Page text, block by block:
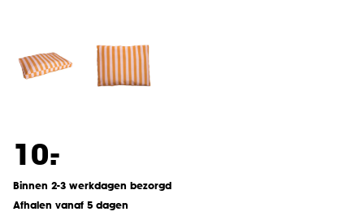
10.
-
Binnen 2-3 werkdagen bezorgd
Afhalen vanaf 5 dagen